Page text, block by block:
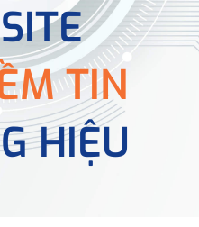
TIN
HIỆU